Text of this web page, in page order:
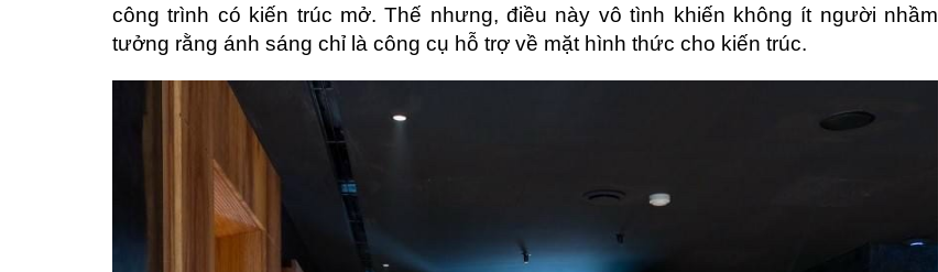
công trình có kiến trúc mở. Thế nhưng, điều này vô tình khiến không ít người nhầm
tưởng rằng ánh sáng chỉ là công cụ hỗ trợ về mặt hình thức cho kiến trúc.